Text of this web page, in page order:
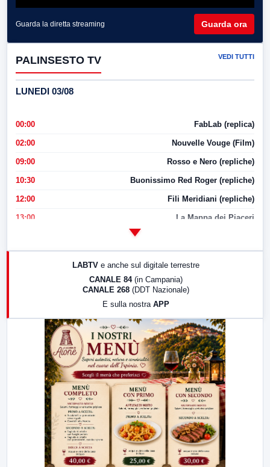
Guarda la diretta streaming Guarda ora
PALINSESTO TV VEDI TUTTI
LUNEDI 03/08
00:00 FabLab (replica)
02:00 Nouvelle Vouge (Film)
09:00 Rosso e Nero (repliche)
10:30 Buonissimo Red Roger (repliche)
12:00 Fili Meridiani (repliche)
13:00 La Mappa dei Piaceri
LabNews (replica)
LABTV e anche sul digitale terrestre
CANALE 84 (in Campania)
CANALE 268 (DDT Nazionale)
E sulla nostra APP